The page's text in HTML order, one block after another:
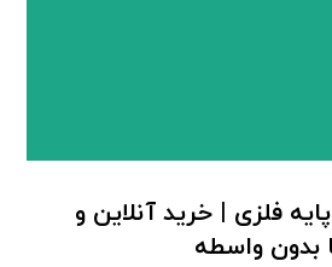
فلزی | خرید آنلاین و
بدون واسطه